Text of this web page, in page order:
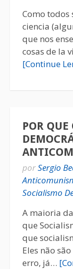
Como todos
ciencia
que nos
cosas de la
[Continue
POR
porSergio
Socialismo
A maioria
que
que
Eles não
erro, já…